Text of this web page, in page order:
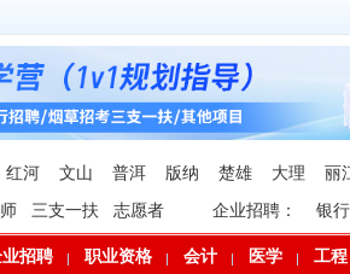
红河 文山 普洱 版纳 楚雄 大理 丽
三支一扶 志愿者 企业招聘： 银行
招聘 职业资格 会计 医学 工程